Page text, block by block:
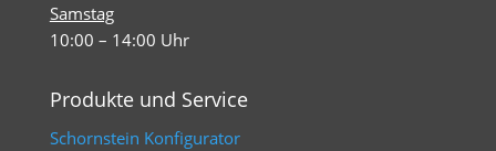
Samstag
10:00 – 14:00 Uhr
Produkte und Service
Schornstein Konfigurator